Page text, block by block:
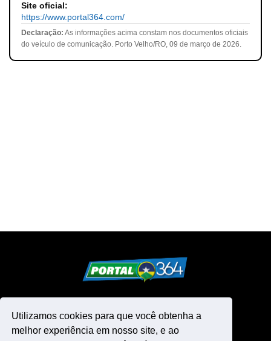
Utilizamos cookies para que você obtenha a
melhor experiência em nosso site, e ao
Site oficial:
https://www.portal364.com/
Declaração: As informações acima constam nos documentos oficiais
do veículo de comunicação. Porto Velho/RO, 09 de março de 2026.